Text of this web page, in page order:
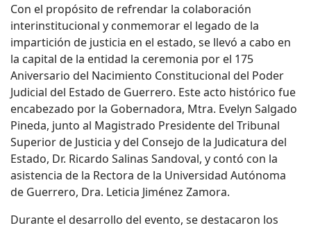
Con el propósito de refrendar la colaboración
interinstitucional y conmemorar el legado de la
impartición de justicia en el estado, se llevó a cabo en
la capital de la entidad la ceremonia por el 175
Aniversario del Nacimiento Constitucional del Poder
Judicial del Estado de Guerrero. Este acto histórico fue
encabezado por la Gobernadora, Mtra. Evelyn Salgado
Pineda, junto al Magistrado Presidentedel Tribunal
Superior de Justicia y del Consejo de la Judicatura del
Estado, Dr. Ricardo Salinas Sandoval, y contó con la
asistencia de la Rectora de la Universidad Autónoma
de Guerrero, Dra. Leticia Jiménez Zamora.
Durante el desarrollo del evento, se destacaron los